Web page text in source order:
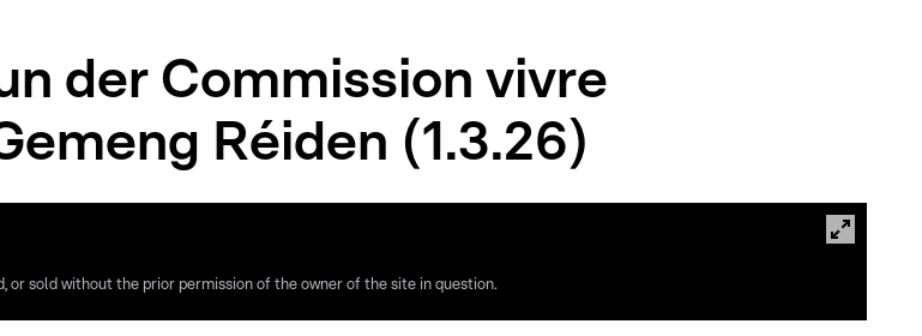
der Commission vivre
Réiden (1.3.26)
or sold without the prior permission of the owner of the site in question.